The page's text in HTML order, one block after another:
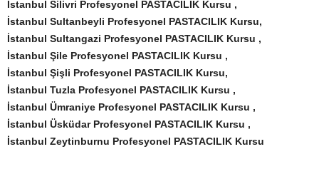
İstanbul Silivri Profesyonel PASTACILIK Kursu ,
İstanbul Sultanbeyli Profesyonel PASTACILIK Kursu,
İstanbul Sultangazi Profesyonel PASTACILIK Kursu ,
İstanbul Şile Profesyonel PASTACILIK Kursu ,
İstanbul Şişli Profesyonel PASTACILIK Kursu,
İstanbul Tuzla Profesyonel PASTACILIK Kursu ,
İstanbul Ümraniye Profesyonel PASTACILIK Kursu ,
İstanbul Üsküdar Profesyonel PASTACILIK Kursu ,
İstanbul Zeytinburnu Profesyonel PASTACILIK Kursu